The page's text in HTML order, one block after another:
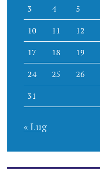
3 4 5
10 11 12
17 18 19
24 25 26
31
« Lug